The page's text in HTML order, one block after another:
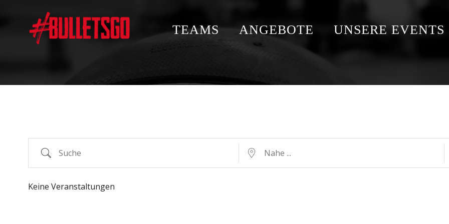
springen
TEAMS ANGEBOTE UNSERE EVENTS
Suche Nahe ...
Keine Veranstaltungen